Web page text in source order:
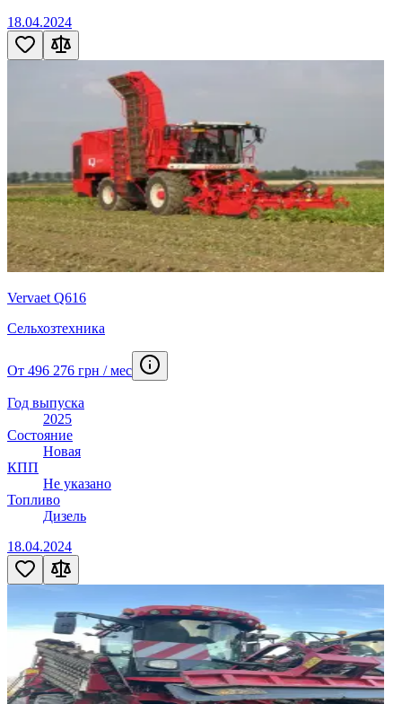
18.04.2024
Vervaet Q616
Сельхозтехника
От 496 276 грн / мес
Год выпуска
2025
Состояние
Новая
КПП
Не указано
Топливо
Дизель
18.04.2024